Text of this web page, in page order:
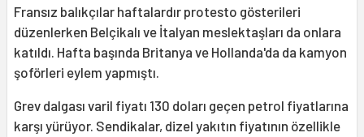
Fransız balıkçılar haftalardır protesto gösterileri
düzenlerken Belçikalı ve İtalyan meslektaşları da onlara
katıldı. Hafta başında Britanya ve Hollanda'da da kamyon
şoförleri eylem yapmıştı.
Grev dalgası varil fiyatı 130 doları geçen petrol fiyatlarına
karşı yürüyor. Sendikalar, dizel yakıtın fiyatının özellikle